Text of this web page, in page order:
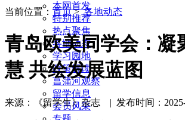
本网首发
特别推荐
热点聚焦
各地动态
学习园地
政策解读
菖蒲河观察
留学信息
会员风采
当前位置： 首页>各地动态
青岛欧美同学会：凝
慧 共绘发展蓝图
来源：《留学生》杂志 | 发布时间：